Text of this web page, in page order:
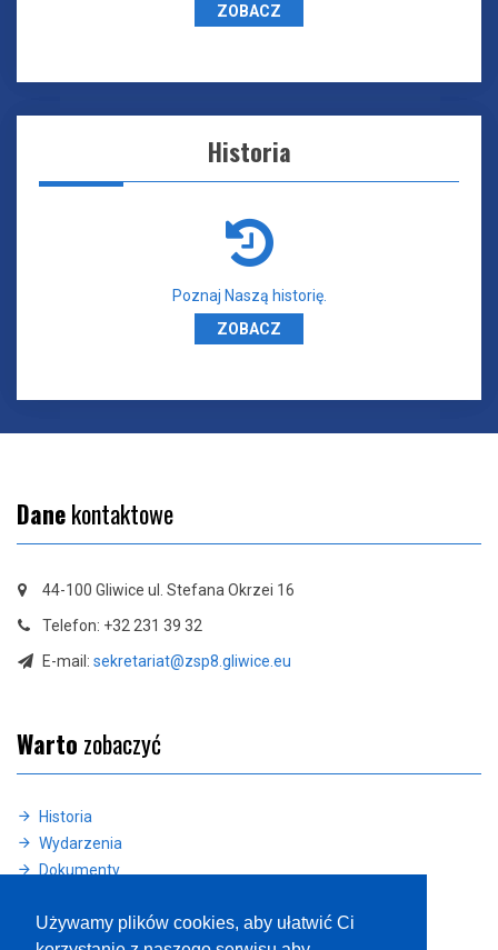
Używamy plików cookies, aby ułatwić Ci
ZOBACZ
Historia
Poznaj Naszą historię.
ZOBACZ
Danekontaktowe
44-100 Gliwice ul. Stefana Okrzei 16
Telefon: +32 231 39 32
E-mail: sekretariat@zsp8.gliwice.eu
Warto zobaczyć
Historia
Wydarzenia
Dokumenty